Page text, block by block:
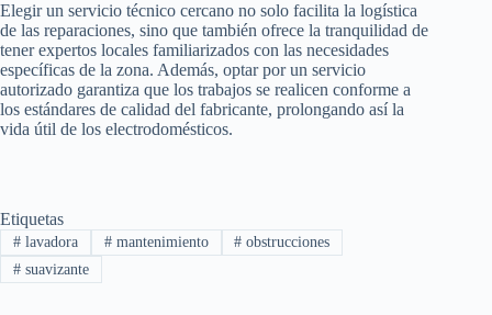
Elegir un servicio técnico cercano no solo facilita la logística
de las reparaciones, sino que también ofrece la tranquilidad de
tener expertos locales familiarizados con las necesidades
específicas de la zona. Además, optar por un servicio
autorizado garantiza que los trabajos se realicen conforme a
los estándares de calidad del fabricante, prolongando así la
vida útil de los electrodomésticos.
Etiquetas
#lavadora #mantenimiento # obstrucciones
#suavizante